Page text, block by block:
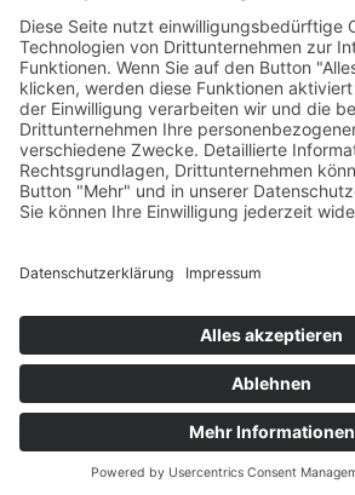
Susanne Steiger
Geschäfte
Newsletter
Kontakt
© 2026 JUWELIER
VERTRAG WIDERRUFEN
PERFORMANCE BY ·